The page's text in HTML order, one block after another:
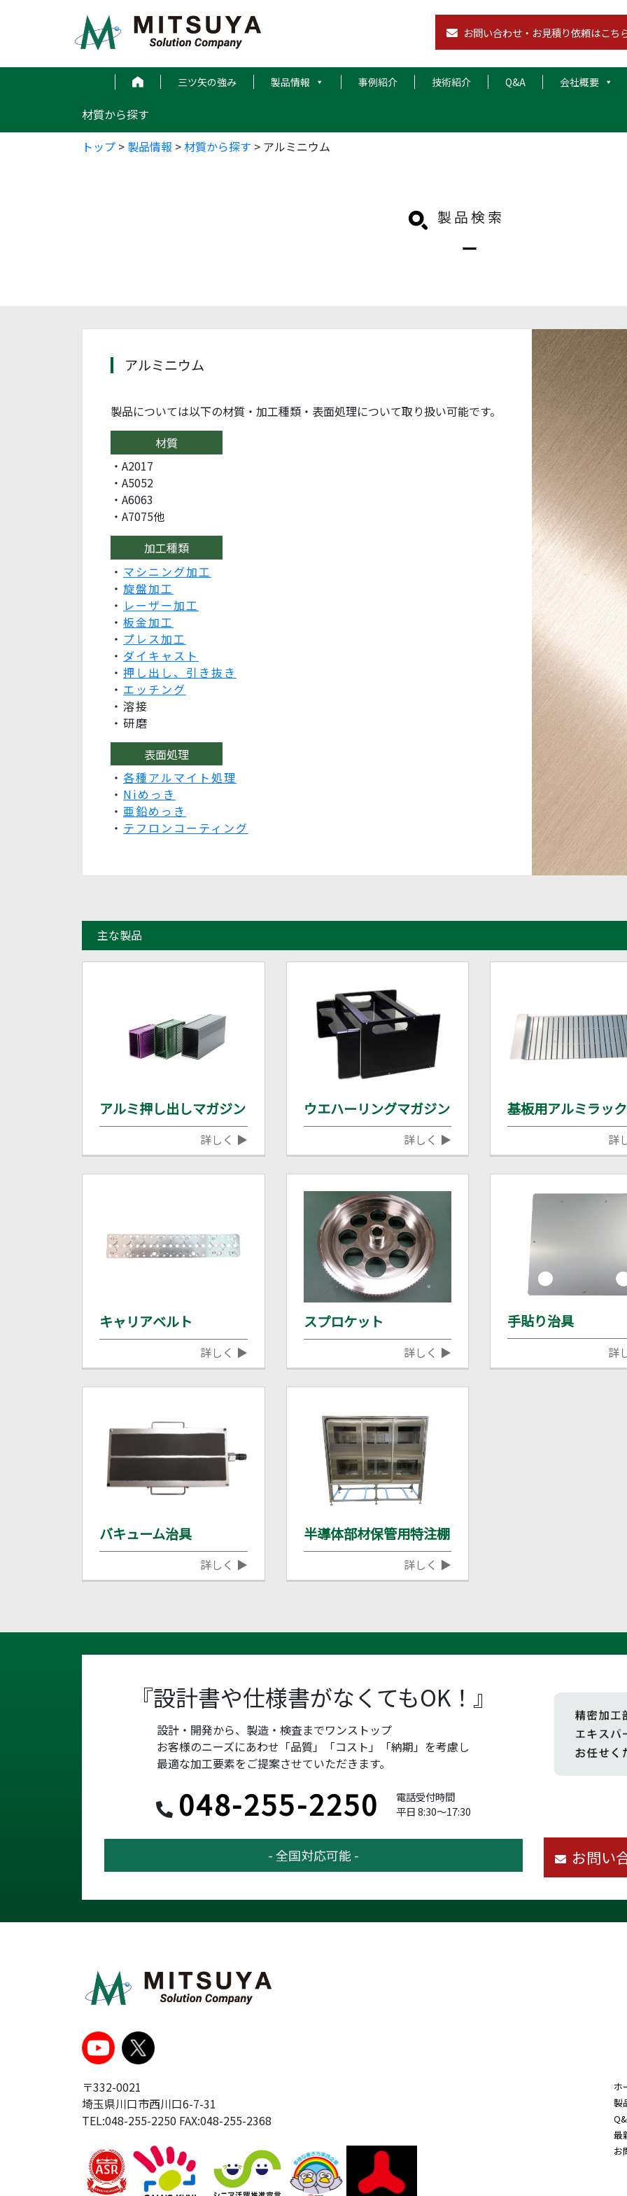
お問い合わせ・お見積り依頼はこち
三ツ矢の強み 製品情報 事例紹介 技術紹介 Q&A 会社概要
材質から探す
トップ > 製品情報 >材質から探す > アルミニウム
アルミニウム
製品については以下の材質・加工種類・表面処理について取り扱い可能です。
材質
・A2017
・A5052
・A6063
・A7075他
加工種類
・ マシニング加工
・ 旋盤加工
・ レーザー加工
・ 板金加工
・ プレス加工
・ ダイキャスト
・ 押し出し、引き抜き
・ エッチング
・溶接
・研磨
表面処理
・ 各種アルマイト処理
・ Niめっき
・ 亜鉛めっき
・ テフロンコーティング
主な製品
アルミ押し出しマガジン
詳しく ▶
ウエハーリングマガジン
詳しく ▶
基板用アルミラック
詳
キャリアベルト
詳しく ▶
スプロケット
詳しく ▶
手貼り治具
詳
バキューム治具
詳しく ▶
半導体部材保管用特注棚
詳しく ▶
『設計書や仕様書がなくてもOK！』
設計・開発から、製造・検査までワンストップ
お客様のニーズにあわせ「品質」「コスト」「納期」を考慮し
最適な加工要素をご提案させていただきます。
048-255-2250
電話受付時間
平日 8:30～17:30
- 全国対応可能 - お問い
〒332-0021
埼玉県川口市西川口6-7-31
TEL:048-255-2250 FAX:048-255-2368
ホ
製
最
お